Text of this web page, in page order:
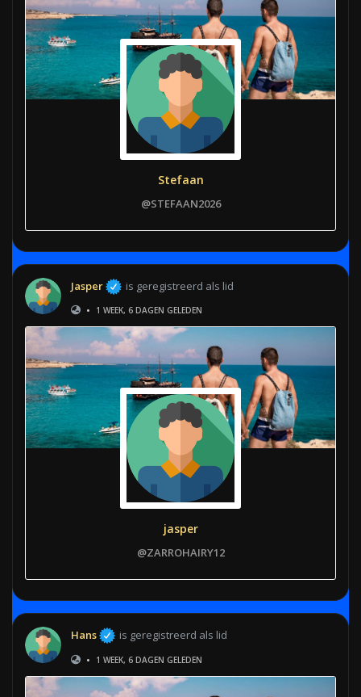
Stefaan
@STEFAAN2026
Jasper
is geregistreerd als lid
•
1 WEEK, 6 DAGEN GELEDEN
jasper
@ZARROHAIRY12
Hans
is geregistreerd als lid
•
1 WEEK, 6 DAGEN GELEDEN